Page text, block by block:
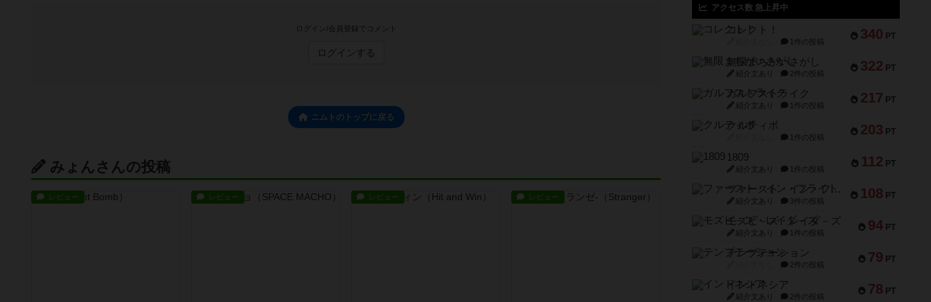
ログイン/会員登録でコメント
ログインする
ニムトのトップに戻る
みょんさんの投稿
レビュー レビュー レビュー レビュー
アクセス数 急上昇中
340 PT
コレクト！
1件の投稿
322 PT
無限まちがいさがし
紹介文あり 2件の投稿
217 PT
ガルフストライク
紹介文あり 1件の投稿
203 PT
クルティボ
1件の投稿
112 PT
1809
紹介文あり 1件の投稿
108 PT
ファースト・イン・フライト
紹介文あり 3件の投稿
94 PT
モズビ－ズ・レイダ－ズ
紹介文あり 1件の投稿
79 PT
テンプテーション
2件の投稿
78 PT
インドネシア
紹介文あり 2件の投稿